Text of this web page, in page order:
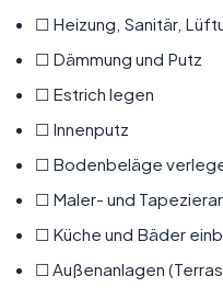
☐ Heizung, Sanitär,
☐ Dämmung und Putz
☐ Estrich legen
☐ Innenputz
☐ Bodenbeläge
☐ Maler- und
☐ Küche und Bäder
☐ Außenanlagen